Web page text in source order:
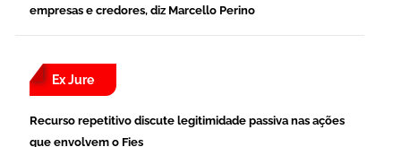
empresas e credores, diz Marcello Perino
Ex Jure
Recurso repetitivo discute legitimidade passiva nas ações
que envolvem o Fies